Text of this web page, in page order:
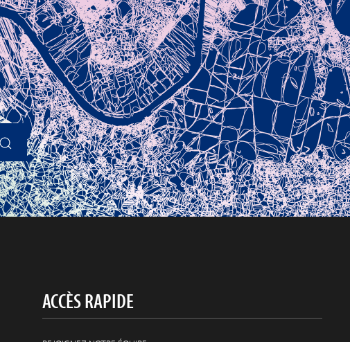
ACCÈS RAPIDE